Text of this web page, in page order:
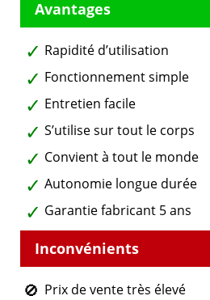
Rapidité d’utilisation
Fonctionnement simple
Entretien facile
S’utilise sur tout le corps
Convient à tout le monde
Autonomie longue durée
Garantie fabricant 5 ans
Prix de vente très élevé